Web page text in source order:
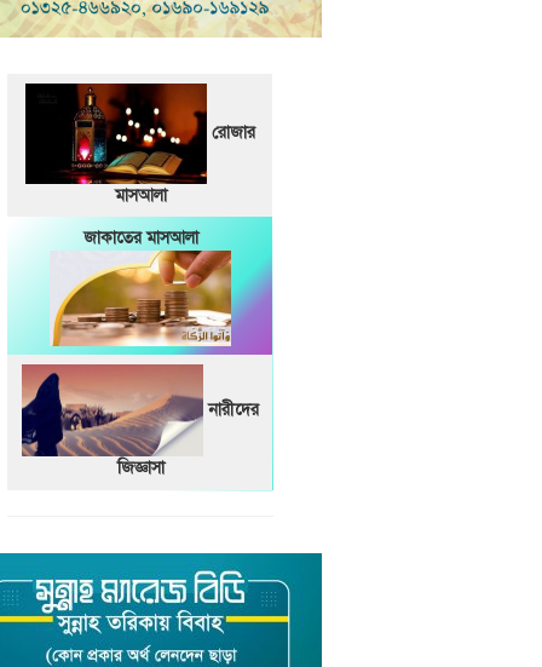
রোজার
মাসআলা
জাকাতের মাসআলা
নারীদের
জিজ্ঞাসা